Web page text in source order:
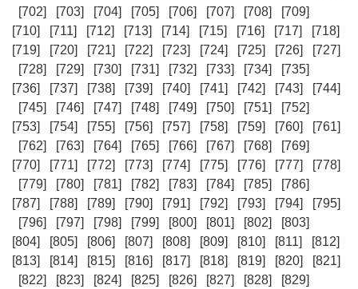
[702]
[703] [704] [705] [706] [707] [708]
[709]
[710]
[711] [712] [713] [714] [715] [716] [717]
[718]
[719]
[720] [721] [722] [723] [724] [725] [726]
[727]
[728]
[729] [730] [731] [732] [733] [734]
[735]
[736]
[737] [738] [739] [740] [741] [742] [743]
[744]
[745]
[746] [747] [748] [749] [750] [751]
[752]
[753]
[754] [755] [756] [757] [758] [759] [760]
[761]
[762]
[763] [764] [765] [766] [767] [768]
[769]
[770]
[771] [772] [773] [774] [775] [776] [777]
[778]
[779]
[780] [781] [782] [783] [784] [785]
[786]
[787]
[788] [789] [790] [791] [792] [793] [794]
[795]
[796]
[797] [798] [799] [800] [801] [802]
[803]
[804]
[805] [806] [807] [808] [809] [810] [811]
[812]
[813]
[814] [815] [816] [817] [818] [819] [820]
[821]
[822]
[823] [824] [825] [826] [827] [828]
[829]